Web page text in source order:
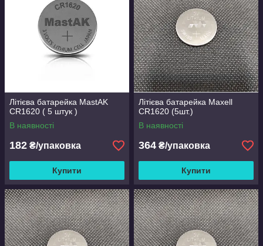
Літієва батарейка MastAK
CR1620 ( 5 штук )
В наявності
182 ₴/упаковка
Купити
Літієва батарейка Maxell
CR1620 (5шт.)
В наявності
364 ₴/упаковка
Купити